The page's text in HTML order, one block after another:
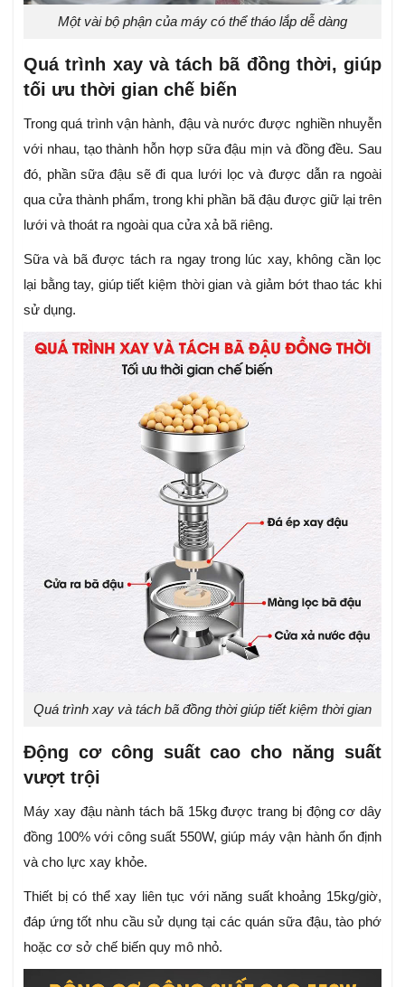
Một vài bộ phận của máy có thể tháo lắp dễ dàng
Quá trình xay và tách bã đồng thời, giúp
tối ưu thời gian chế biến
Trong quá trình vận hành, đậu và nước được nghiền nhuyễn
với nhau, tạo thành hỗn hợp sữa đậu mịn và đồng đều. Sau
đó, phần sữa đậu sẽ đi qua lưới lọc và được dẫn ra ngoài
qua cửa thành phẩm, trong khi phần bã đậu được giữ lại trên
lưới và thoát ra ngoài qua cửa xả bã riêng.
Sữa và bã được tách ra ngay trong lúc xay, không cần lọc
lại bằng tay, giúp tiết kiệm thời gian và giảm bớt thao tác khi
sử dụng.
Quá trình xay và tách bã đồng thời giúp tiết kiệm thời gian
Động cơ công suất cao cho năng suất
vượt trội
Máy xay đậu nành tách bã 15kg được trang bị động cơ dây
đồng 100% với công suất 550W, giúp máy vận hành ổn định
và cho lực xay khỏe.
Thiết bị có thể xay liên tục với năng suất khoảng 15kg/giờ,
đáp ứng tốt nhu cầu sử dụng tại các quán sữa đậu, tào phớ
hoặc cơ sở chế biến quy mô nhỏ.